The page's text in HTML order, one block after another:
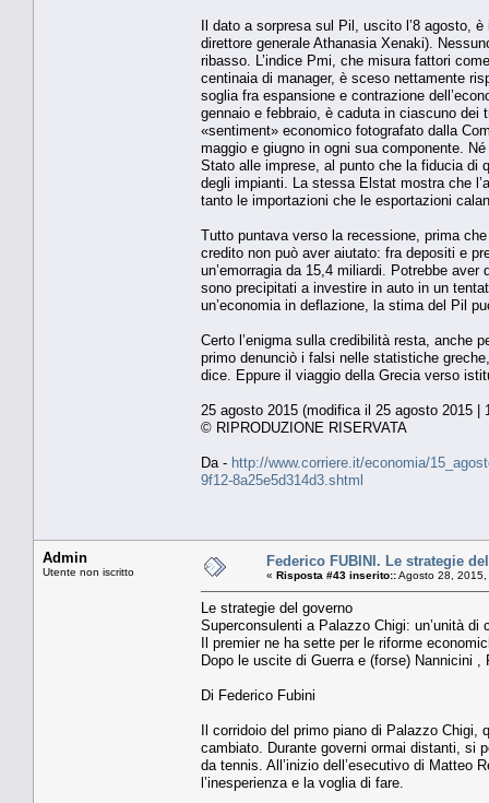
Il dato a sorpresa sul Pil, uscito l’8 agosto,
direttore generale Athanasia Xenaki).
ribasso. L’indice Pmi, che misura fattori
centinaia di manager, è sceso nettamente
soglia fra espansione e contrazione
gennaio e febbraio, è caduta in ciascuno dei
«sentiment» economico fotografato dalla
maggio e giugno in ogni sua componente.
Stato alle imprese, al punto che la fiducia di
degli impianti. La stessa Elstat mostra che
tanto le importazioni che le esportazioni
Tutto puntava verso la recessione, prima
credito non può aver aiutato: fra depositi e
un’emorragia da 15,4 miliardi. Potrebbe
sono precipitati a investire in auto in un
un’economia in deflazione, la stima del Pil
Certo l’enigma sulla credibilità resta, anche
primo denunciò i falsi nelle statistiche
dice. Eppure il viaggio della Grecia verso
25 agosto 2015 (modifica il 25 agosto 2015 |
© RIPRODUZIONE RISERVATA
Da - http://www.corriere.it/economia/
9f12-8a25e5d314d3.shtml
Admin
Utente non iscritto
Federico FUBINI. Le strategie
« Risposta #43 inserito::Agosto 28,
Le strategie del governo
Superconsulenti a Palazzo Chigi: un’unità di
Il premier ne ha sette per le riforme
Dopo le uscite di Guerra e (forse) Nannicini
Di Federico Fubini
Il corridoio del primo piano di Palazzo Chigi,
cambiato. Durante governi ormai distanti, si
da tennis. All’inizio dell’esecutivo di Matteo
l’inesperienza e la voglia di fare.